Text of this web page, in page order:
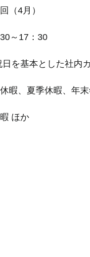
月）
17：30
基本とした社内カ
季休暇、年末年
か